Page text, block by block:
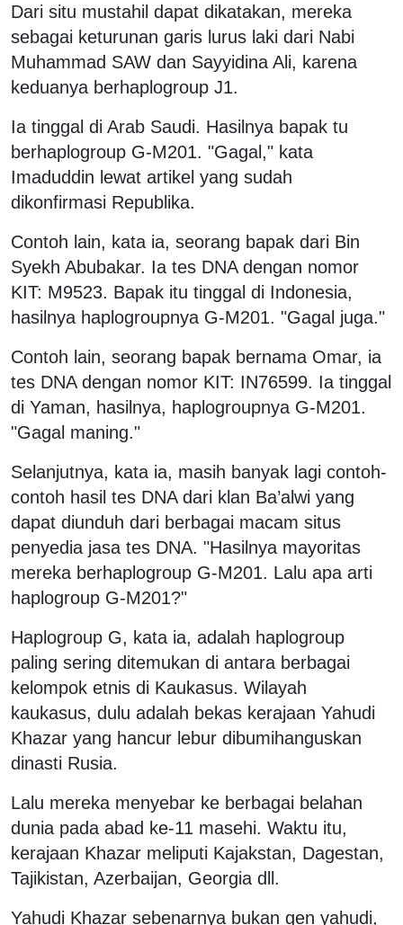
Dari situ mustahil dapat dikatakan, mereka
sebagai keturunan garis lurus laki dari Nabi
Muhammad SAW dan Sayyidina Ali, karena
keduanya berhaplogroup J1.
Ia tinggal di Arab Saudi. Hasilnya bapak tu
berhaplogroup G-M201. "Gagal," kata
Imaduddin lewat artikel yang sudah
dikonfirmasi Republika.
Contoh lain, kata ia, seorang bapak dari Bin
Syekh Abubakar. Ia tes DNA dengan nomor
KIT: M9523. Bapak itu tinggal di Indonesia,
hasilnya haplogroupnya G-M201. "Gagal juga."
Contoh lain, seorang bapak bernama Omar, ia
tes DNA dengan nomor KIT: IN76599. Ia tinggal
di Yaman, hasilnya, haplogroupnya G-M201.
"Gagal maning."
Selanjutnya, kata ia, masih banyak lagi contoh-
contoh hasil tes DNA dari klan Ba’alwi yang
dapat diunduh dari berbagai macam situs
penyedia jasa tes DNA. "Hasilnya mayoritas
mereka berhaplogroup G-M201. Lalu apa arti
haplogroup G-M201?"
Haplogroup G, kata ia, adalah haplogroup
paling sering ditemukan di antara berbagai
kelompok etnis di Kaukasus. Wilayah
kaukasus, dulu adalah bekas kerajaan Yahudi
Khazar yang hancur lebur dibumihanguskan
dinasti Rusia.
Lalu mereka menyebar ke berbagai belahan
dunia pada abad ke-11 masehi. Waktu itu,
kerajaan Khazar meliputi Kajakstan, Dagestan,
Tajikistan, Azerbaijan, Georgia dll.
Yahudi Khazar sebenarnya bukan gen yahudi,